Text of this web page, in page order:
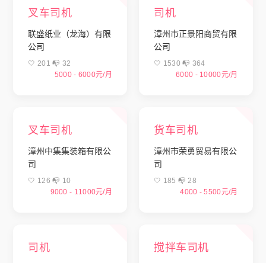
叉车司机
联盛纸业（龙海）有限
公司
🤍 201 📭︎ 32
5000 - 6000元/月
司机
漳州市正景阳商贸有限
公司
🤍 1530 📭︎ 364
6000 - 10000元/月
叉车司机
漳州中集集装箱有限公
司
🤍 126 📭︎ 10
9000 - 11000元/月
货车司机
漳州市荣勇贸易有限公
司
🤍 185 📭︎ 28
4000 - 5500元/月
司机 搅拌车司机